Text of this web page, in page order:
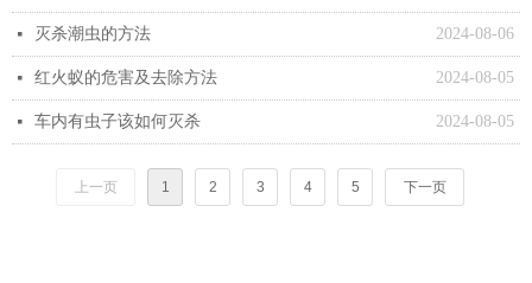
2024-08-06
넷 灭杀潮虫的方法
2024-08-05
넷 红火蚁的危害及去除方法
2024-08-05
넷 车内有虫子该如何灭杀
上一页 1 2 3 4 5 下一页